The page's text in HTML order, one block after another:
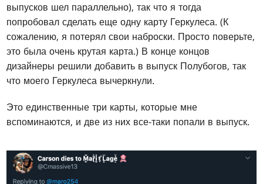
выпусков шел параллельно), так что я тогда
попробовал сделать еще одну карту Геркулеса. (К
сожалению, я потерял свои наброски. Просто поверьте,
это была очень крутая карта.) В конце концов
дизайнеры решили добавить в выпуск Полубогов, так
что моего Геркулеса вычеркнули.
Это единственные три карты, которые мне
вспоминаются, и две из них все-таки попали в выпуск.